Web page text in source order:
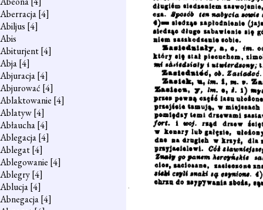
Aberracja[4]
Abiljus [4]
Abis
Abiturjent[4]
Abja[4]
Abjuracja[4]
Abjurować [4]
Ablaktowanie [4]
Ablatyw[4]
Abłaucha[4]
Ablegacja[4]
Ablegat[4]
Ablegowanie [4]
Ablegry[4]
Ablucja[4]
Abnegacja[4]